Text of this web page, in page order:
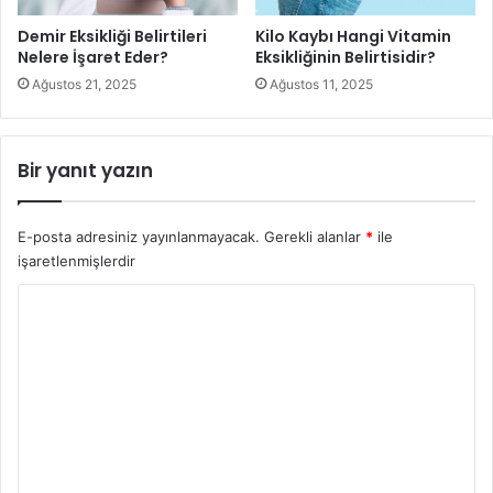
sağlığa faydalarını anlatırken, tavsiyelerimiz ve
açıklamalarımızla bu maddelere eşlik edeceğiz.
Demir Eksikliği Belirtileri
Nelere İşaret Eder?
Ağustos 21, 2025
Kilo Kaybı Hangi Vitamin
Eksikliğinin Belirtisidir?
Ağustos 11, 2025
Bir yanıt yazın
E-posta adresiniz yayınlanmayacak. Gerekli alanlar * ile
işaretlenmişlerdir